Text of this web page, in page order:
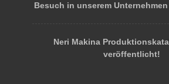
Besuch in unserem Unternehmen
Neri Makina
veröffentlicht!